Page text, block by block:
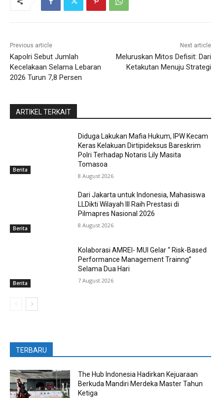
Previous article
Kapolri Sebut Jumlah
Kecelakaan Selama Lebaran
2026 Turun 7,8 Persen
Next article
Meluruskan Mitos Defisit: Dari
Ketakutan Menuju Strategi
ARTIKEL TERKAIT
Berita
Diduga Lakukan Mafia Hukum, IPW Kecam
Keras Kelakuan Dirtipideksus Bareskrim
Polri Terhadap Notaris Lily Masita
Tomasoa
8 August 2026
Berita
Dari Jakarta untuk Indonesia, Mahasiswa
LLDikti Wilayah III Raih Prestasi di
Pilmapres Nasional 2026
8 August 2026
Berita
Kolaborasi AMREI- MUI Gelar “ Risk-Based
Performance Management Trainng”
Selama Dua Hari
7 August 2026
TERBARU
The Hub Indonesia Hadirkan Kejuaraan
Berkuda Mandiri Merdeka Master Tahun
Ketiga